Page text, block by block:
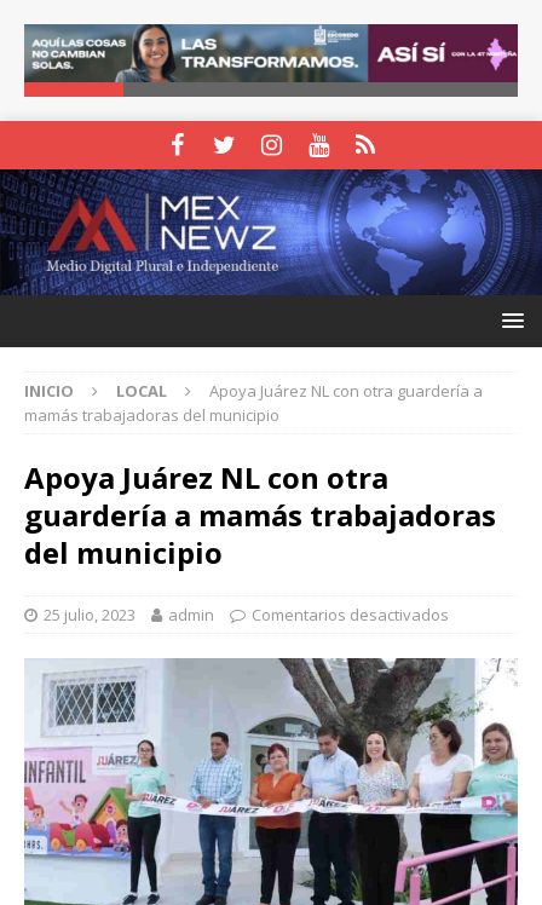
INICIO LOCAL
Apoya Juárez NL con otra guardería a
mamás trabajadoras del municipio
Apoya Juárez NL con otra
guardería a mamás trabajadoras
del municipio
25 julio, 2023 admin Comentarios desactivados